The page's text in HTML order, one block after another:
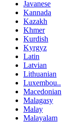
Javanese
Kannada
Kazakh
Khmer
Kurdish
Kyrgyz
Latin
Latvian
Lithuanian
Luxembou..
Macedonian
Malagasy
Malay
Malayalam